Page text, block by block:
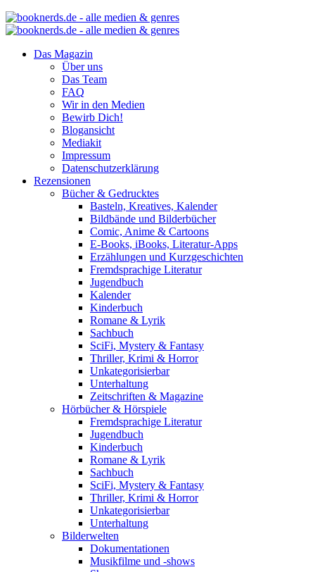
Das Magazin
Über uns
Das Team
FAQ
Wir in den Medien
Bewirb Dich!
Blogansicht
Mediakit
Impressum
Datenschutzerklärung
Rezensionen
Bücher & Gedrucktes
Basteln, Kreatives, Kalender
Bildbände und Bilderbücher
Comic, Anime & Cartoons
E-Books, iBooks, Literatur-Apps
Erzählungen und Kurzgeschichten
Fremdsprachige Literatur
Jugendbuch
Kalender
Kinderbuch
Romane & Lyrik
Sachbuch
SciFi, Mystery & Fantasy
Thriller, Krimi & Horror
Unkategorisierbar
Unterhaltung
Zeitschriften & Magazine
Hörbücher & Hörspiele
Fremdsprachige Literatur
Jugendbuch
Kinderbuch
Romane & Lyrik
Sachbuch
SciFi, Mystery & Fantasy
Thriller, Krimi & Horror
Unkategorisierbar
Unterhaltung
Bilderwelten
Dokumentationen
Musikfilme und -shows